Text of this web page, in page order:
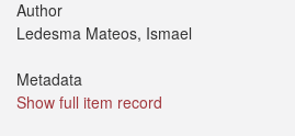
Author
Ledesma Mateos, Ismael
Metadata
Show full item record